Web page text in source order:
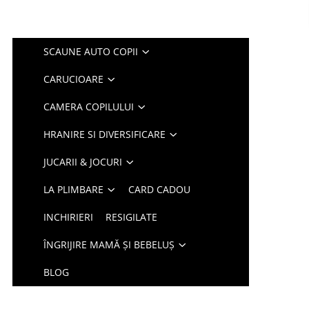
SCAUNE AUTO COPII
CARUCIOARE
CAMERA COPILULUI
HRANIRE SI DIVERSIFICARE
JUCARII & JOCURI
LA PLIMBARE CARD CADOU
INCHIRIERI RESIGILATE
ÎNGRIJIRE MAMĂ ȘI BEBELUȘ
BLOG